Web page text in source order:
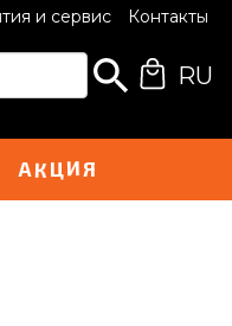
и сервис Контакты
RU
АКЦИЯ